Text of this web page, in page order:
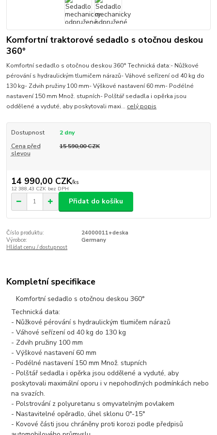
Komfortní traktorové sedadlo s otočnou deskou
360°
Komfortní sedadlo s otočnou deskou 360° Technická data:- Nůžkové
pérování s hydraulickým tlumičem nárazů- Váhové seřízení od 40 kg do
130 kg- Zdvih pružiny 100 mm- Výškové nastavení 60 mm- Podélné
nastavení 150 mm Množ. stupních- Polštář sedadla i opěrka jsou
oddělené a vyduté, aby poskytovali maxi... celý popis
Dostupnost
2 dny
Cena před
slevou
15 590,00 CZK
14 990,00 CZK/ks
12 388,43 CZK bez DPH
Přidat do košíku
Číslo produktu:
24000011+deska
Výrobce:
Germany
Hlídat cenu / dostupnost
Kompletní specifikace
Komfortní sedadlo s otočnou deskou 360°
Technická data:
- Nůžkové pérování s hydraulickým tlumičem nárazů
- Váhové seřízení od 40 kg do 130 kg
- Zdvih pružiny 100 mm
- Výškové nastavení 60 mm
- Podélné nastavení 150 mm Množ. stupních
- Polštář sedadla i opěrka jsou oddělené a vyduté, aby
poskytovali maximální oporu i v nepohodlných podmínkách nebo
na svazích.
- Polstrování z polyuretanu s omyvatelným povlakem
- Nastavitelné opěradlo, úhel sklonu 0°-15°
- Kovové části jsou chráněny proti korozi podle předpisů